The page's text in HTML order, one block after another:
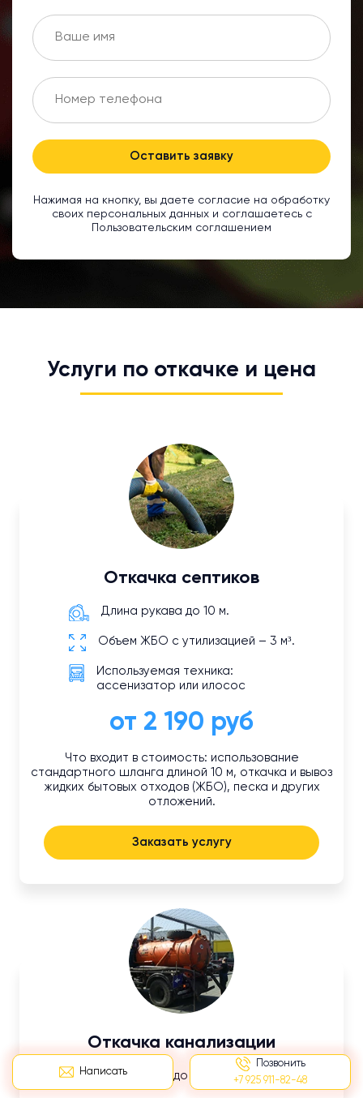
Написать
Позвонить
+7 925 911-82-48
Оставить заявку
Нажимая на кнопку, вы даете согласие на обработку
своих персональных данных и соглашаетесь с
Пользовательским соглашением
Услуги по откачке и цена
Откачка септиков
Длина рукава до 10 м.
Объем ЖБО с утилизацией – 3 м³.
Используемая техника:
ассенизатор или илосос
от 2 190 руб
Что входит в стоимость: использование
стандартного шланга длиной 10 м, откачка и вывоз
жидких бытовых отходов (ЖБО), песка и других
отложений.
Заказать услугу
Откачка канализации
Длина шланга до 10 м.